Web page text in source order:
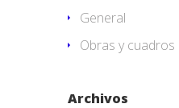
General
Obras y cuadros
Archivos